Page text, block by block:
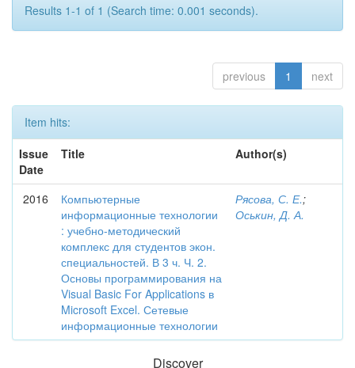
Results 1-1 of 1 (Search time: 0.001 seconds).
previous 1 next
Item hits:
Issue
Date
Title Author(s)
2016
Компьютерные
информационные технологии
: учебно-методический
комплекс для студентов экон.
специальностей. В 3 ч. Ч. 2.
Основы программирования на
Visual Basic For Applications в
Microsoft Excel. Сетевые
информационные технологии
Рясова, С. Е.;
Оськин, Д. А.
Discover